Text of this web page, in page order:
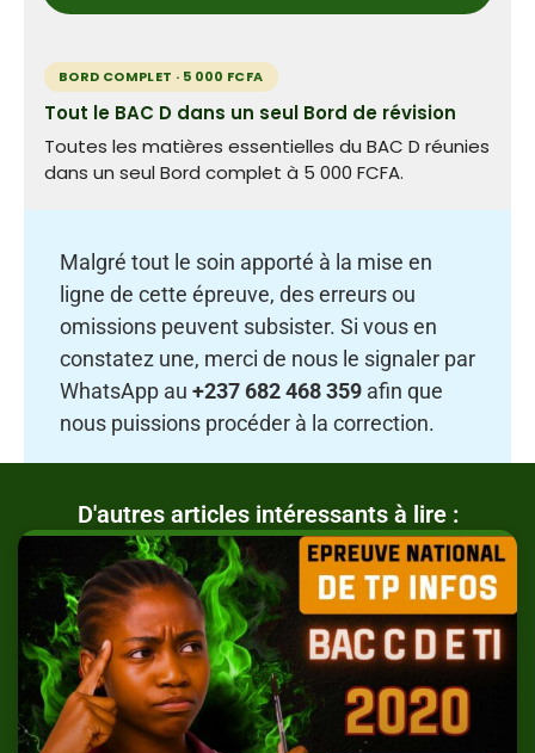
BORD COMPLET · 5 000 FCFA
Tout le BAC D dans un seul Bord de révision
Toutes les matières essentielles du BAC D réunies
dans un seul Bord complet à 5 000 FCFA.
Malgré tout le soin apporté à la mise en
ligne de cette épreuve, des erreurs ou
omissions peuvent subsister. Si vous en
constatez une, merci de nous le signaler par
WhatsApp au +237 682 468 359 afin que
nous puissions procéder à la correction.
D'autres articles intéressants à lire :